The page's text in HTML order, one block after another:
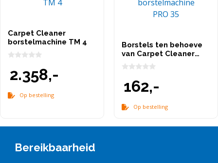
Carpet Cleaner
borstelmachine TM 4
v
a2.358,-
Op bestelling
Borstels ten behoeve
van Carpet Cleaner
borstelmachine PRO 35
a162,-
Op bestelling
Bereikbaarheid